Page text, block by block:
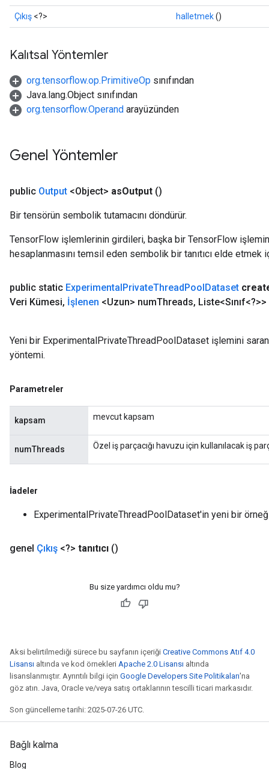
Çıkış <?> halletmek()
Kalıtsal Yöntemler
org.tensorflow.op.PrimitiveOp sınıfından
Java.lang.Object sınıfından
org.tensorflow.Operand arayüzünden
Genel Yöntemler
public Output <Object> asOutput ()
Bir tensörün sembolik tutamacını döndürür.
TensorFlow işlemlerinin girdileri, başka bir TensorFlow
hesaplanmasını temsil eden sembolik bir tanıtıcı elde etmek
public static ExperimentalPrivateThreadPoolDataset
Veri Kümesi, İşlenen <Uzun> numThreads,
Yeni bir ExperimentalPrivateThreadPoolDataset işlemini
yöntemi.
Parametreler
kapsam mevcut kapsam
numThreads Özel iş parçacığı havuzu için kullanılacak iş
İadeler
ExperimentalPrivateThreadPoolDataset'in yeni bir
genel Çıkış <?> tanıtıcı ()
Bu size yardımcı oldu mu?
Aksi belirtilmediği sürece bu sayfanın içeriği Creative Commons Atıf 4.0
Lisansı altında ve kod örnekleri Apache 2.0 Lisansı altında
lisanslanmıştır. Ayrıntılı bilgi için Google Developers Site Politikaları'na
göz atın. Java, Oracle ve/veya satış ortaklarının tescilli ticari markasıdır.
Son güncelleme tarihi: 2025-07-26 UTC.
Bağlı kalma
Blog